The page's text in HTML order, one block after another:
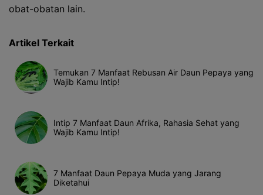
obat-obatan lain.
Artikel Terkait
Temukan 7 Manfaat Rebusan Air Daun Pepaya yang
Wajib Kamu Intip!
Intip 7 Manfaat Daun Afrika, Rahasia Sehat yang
Wajib Kamu Intip!
7 Manfaat Daun Pepaya Muda yang Jarang
Diketahui